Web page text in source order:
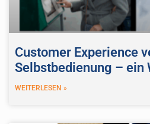
Customer Experience
Selbstbedienung – ein
WEITERLESEN »